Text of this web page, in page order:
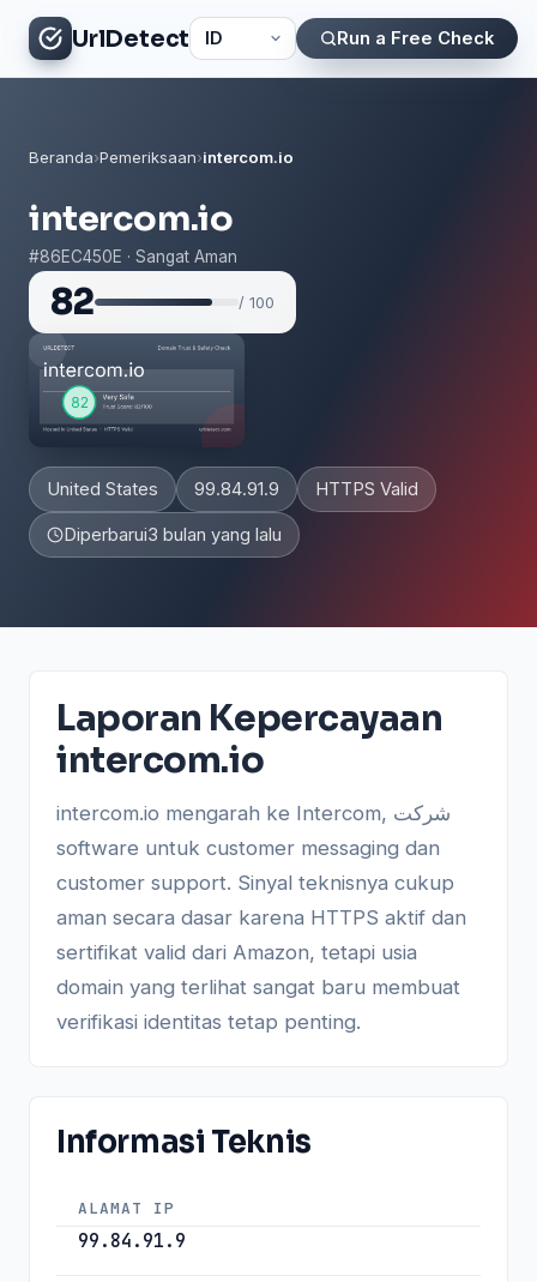
UrlDetect Run a Free Check
Beranda›Pemeriksaan›intercom.io
intercom.io
#86EC450E · Sangat Aman
82 / 100
United States 99.84.91.9 HTTPS Valid
Diperbarui3 bulan yang lalu
Laporan Kepercayaan
intercom.io
intercom.io mengarah ke Intercom, شرکت
software untuk customer messaging dan
customer support. Sinyal teknisnya cukup
aman secara dasar karena HTTPS aktif dan
sertifikat valid dari Amazon, tetapi usia
domain yang terlihat sangat baru membuat
verifikasi identitas tetap penting.
Informasi Teknis
ALAMAT IP
99.84.91.9